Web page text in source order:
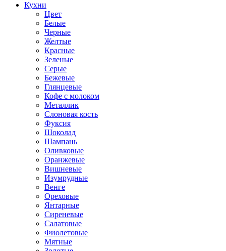
Кухни
Цвет
Белые
Черные
Желтые
Красные
Зеленые
Серые
Бежевые
Глянцевые
Кофе с молоком
Металлик
Слоновая кость
Фуксия
Шоколад
Шампань
Оливковые
Оранжевые
Вишневые
Изумрудные
Венге
Ореховые
Янтарные
Сиреневые
Салатовые
Фиолетовые
Мятные